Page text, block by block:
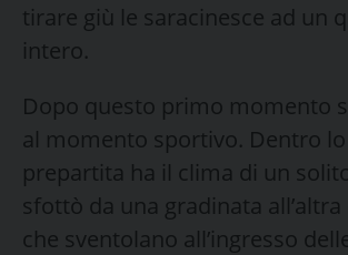
tirare giù le saracinesce ad un
intero.
Dopo questo primo momento
al momento sportivo. Dentro
prepartita ha il clima di un
sfottò da una gradinata
che sventolano all’ingresso